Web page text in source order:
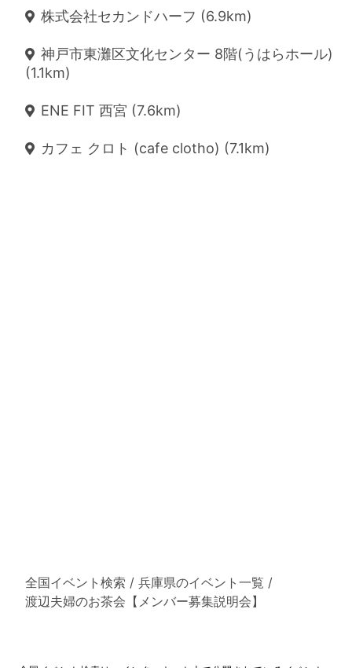
株式会社セカンドハーフ (6.9km)
神戸市東灘区文化センター 8階(うはらホール)
(1.1km)
ENE FIT 西宮 (7.6km)
カフェ クロト (cafe clotho) (7.1km)
全国イベント検索 / 兵庫県のイベント一覧 /
渡辺夫婦のお茶会【メンバー募集説明会】